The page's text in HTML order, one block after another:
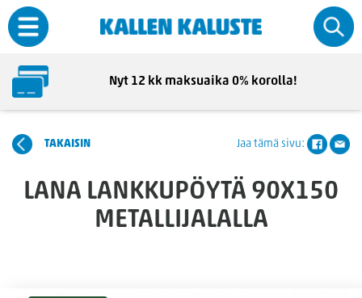
Nyt 12 kk maksuaika 0% korolla!
TAKAISIN Jaa tämä sivu:
LANA LANKKUPÖYTÄ 90X150
METALLIJALALLA